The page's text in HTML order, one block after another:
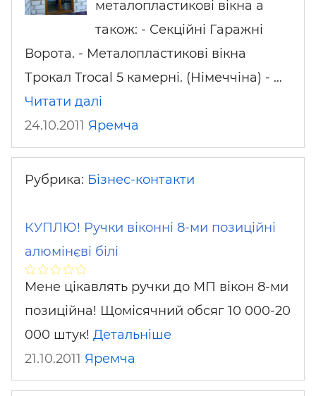
металопластикові вікна а
також: - Секційні Гаражні
Ворота. - Металопластикові вікна
Трокал Trocal 5 камерні. (Німеччіна) - …
Читати далі
24.10.2011 Яремча
Рубрика: Бізнес-контакти
КУПЛЮ! Ручки віконні 8-ми позиційні
алюмінєві білі
Мене цікавлять ручки до МП вікон 8-ми
позиційна! Щомісячний обсяг 10 000-20
000 штук! Детальніше
21.10.2011 Яремча